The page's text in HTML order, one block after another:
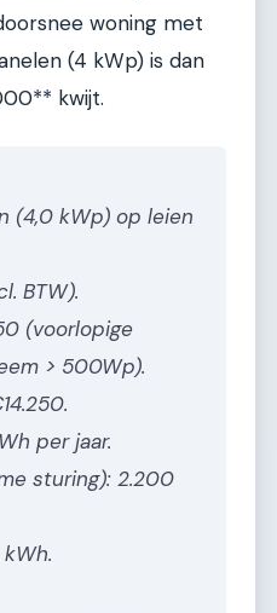
woning met
(4 kWp) is dan
kwijt.
(4,0 kWp) op leien
BTW).
(voorlopige
> 500Wp).
per jaar.
sturing): 2.200